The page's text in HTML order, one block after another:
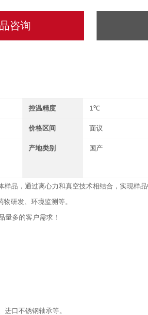
咨询
控温精度 1℃
价格区间 面议
产地类别 国产
样品，通过离心力和真空技术相结合，实现样
研发、环境监测等。
多的客户需求！
口不锈钢轴承等。